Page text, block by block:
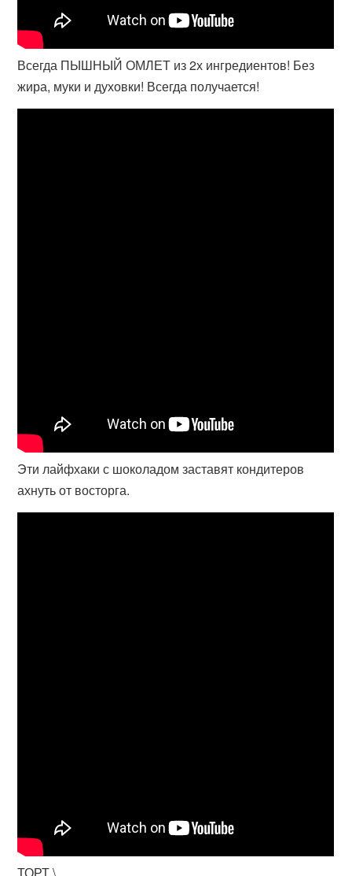
Всегда ПЫШНЫЙ ОМЛЕТ из 2х ингредиентов! Без
жира, муки и духовки! Всегда получается!
Эти лайфхаки с шоколадом заставят кондитеров
ахнуть от восторга.